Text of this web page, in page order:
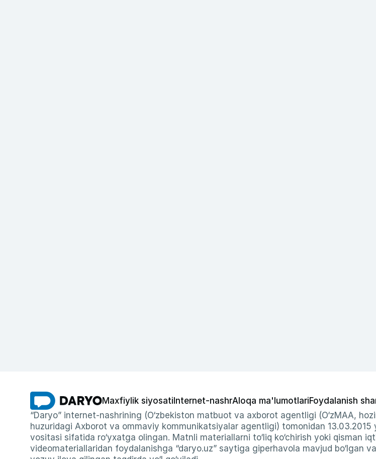
Maxfiylik siyosati Internet-nashrAloqa ma'lumotlariFoydalanish
“Daryo” internet-nashrining (O‘zbekiston matbuot va axborot agentligi (O‘zMAA,
huzuridagi Axborot va ommaviy kommunikatsiyalar agentligi) tomonidan
vositasi sifatida ro‘yxatga olingan. Matnli materiallarni to‘liq ko‘chirish yoki
videomateriallaridan foydalanishga “daryo.uz” saytiga giperhavola mavjud bo‘lgan